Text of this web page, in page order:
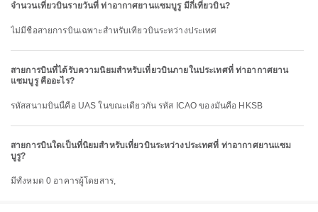
จำนวนเที่ยวบินรายวันที่ ท่าอากาศยานแซมบูรู มีกี่เที่ยวบิน?
ไม่มีชื่อสายการบินเฉพาะสำหรับเที่ยวบินระหว่างประเทศ
สายการบินที่ได้รับความนิยมสำหรับเที่ยวบินภายในประเทศที่ ท่าอากาศยาน
แซมบูรู คืออะไร?
รหัสสนามบินนี้คือ UAS ในขณะเดียวกัน รหัส ICAO ของมันคือ HKSB
สายการบินใดเป็นที่นิยมสำหรับเที่ยวบินระหว่างประเทศที่ ท่าอากาศยานแซม
บูรู?
มีทั้งหมด 0 อาคารผู้โดยสาร,